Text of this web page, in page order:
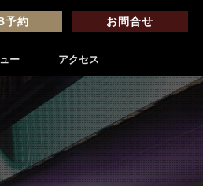
ー アクセス
予約 お問合せ